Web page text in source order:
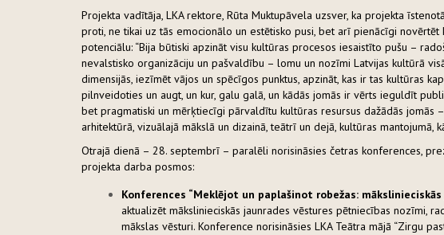
Projekta vadītāja, LKA rektore, Rūta Muktupāvela uzsver, ka projekta
proti, ne tikai uz tās emocionālo un estētisko pusi, bet arī pienācīgi
potenciālu: “Bija būtiski apzināt visu kultūras procesos iesaistīto pušu –
nevalstisko organizāciju un pašvaldību – lomu un nozīmi Latvijas kultūrā
dimensijās, iezīmēt vājos un spēcīgos punktus, apzināt, kas ir tas kultūras
pilnveidoties un augt, un kur, galu galā, un kādās jomās ir vērts ieguldīt
bet pragmatiski un mērķtiecīgi pārvaldītu kultūras resursus dažādās jomās
arhitektūrā, vizuālajā mākslā un dizainā, teātrī un dejā, kultūras mantojumā,
Otrajā dienā – 28. septembrī – paralēli norisināsies četras konferences,
projekta darba posmos:
Konferences “Meklējot un paplašinot robežas:
aktualizēt mākslinieciskās jaunrades vēstures pētniecības nozīmi,
mākslas vēsturi. Konference norisināsies LKA Teātra mājā “Zirgu